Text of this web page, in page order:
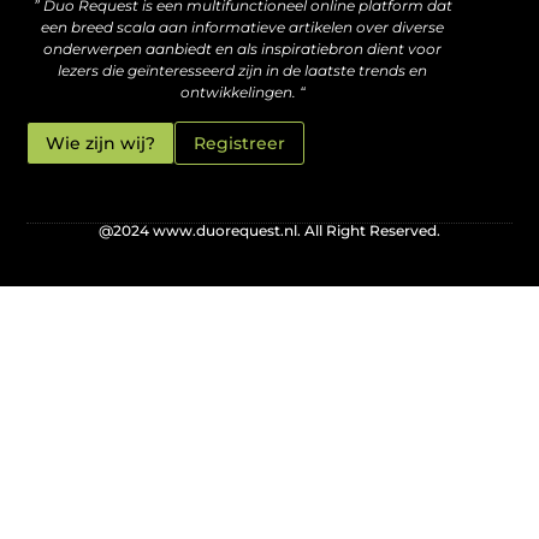
” Duo Request is een multifunctioneel online platform dat
een breed scala aan informatieve artikelen over diverse
onderwerpen aanbiedt en als inspiratiebron dient voor
lezers die geïnteresseerd zijn in de laatste trends en
ontwikkelingen. “
Wie zijn wij? Registreer
@2024 www.duorequest.nl. All Right Reserved.